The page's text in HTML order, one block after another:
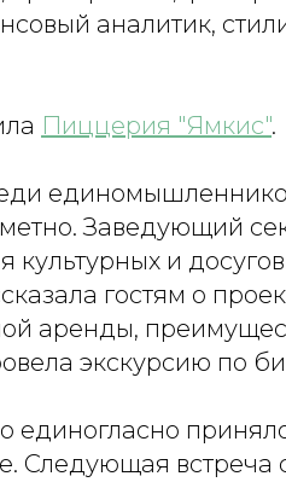
аналитик,
Пиццерия "Ямкис".
Заведующий
и
гостям о
аренды,
экскурсию по
единогласно
Следующая встреча